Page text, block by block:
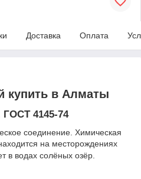
Доставка Оплата
купить в Алматы
ГОСТ 4145-74
соединение. Химическая
на месторождениях
в водах солёных озёр.